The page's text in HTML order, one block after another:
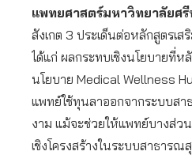
แพทยศาสตร์มหาวิทยาลัยศ
สังเกต 3 ประเด็นต่อหลักสูตรเ
ได้แก่ ผลกระทบเชิงนโยบายที่
นโยบาย Medical Wellness
แพทย์ใช้ทุนลาออกจากระบบส
งาม แม้จะช่วยให้แพทย์บางส่ว
เชิงโครงสร้างในระบบสาธารณ